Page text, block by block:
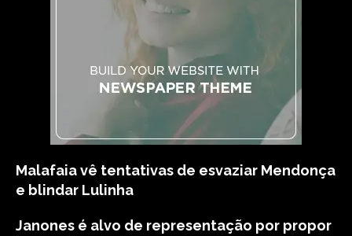
Malafaia vê tentativas de esvaziar Mendonça
e blindar Lulinha
Janones é alvo de representação por propor